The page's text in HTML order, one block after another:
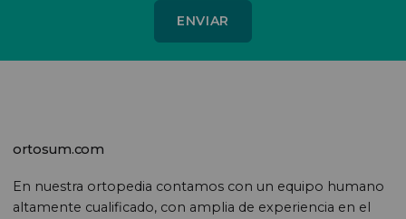
ortosum.com
En nuestra ortopedia contamos con un equipo humano
altamente cualificado, con amplia de experiencia en el